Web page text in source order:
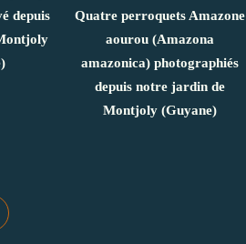
depuis
Quatre perroquets Amazone
aourou (Amazona
amazonica) photographiés
depuis notre jardin de
Montjoly (Guyane)